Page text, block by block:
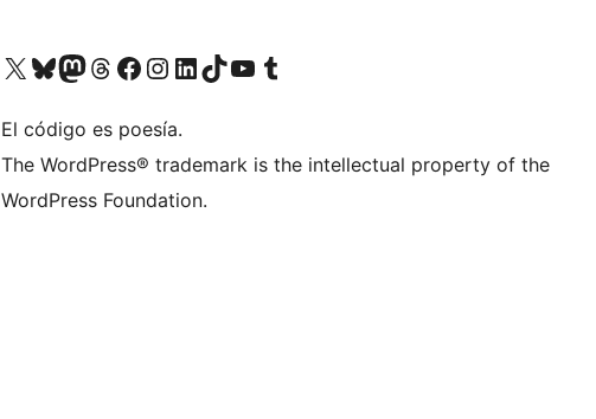
Visita nuestra cuenta de X (anteriormente Twitter)
Visita nuestra cuenta de Bluesky
Visita nuestra cuenta de Mastodon
Visita nuestra cuenta de Threads
Visita nuestra página de Facebook
Visita nuestra cuenta de Instagram
Visita nuestra cuenta de LinkedIn
Visita nuestra cuenta de TikTok
Visita nuestro canal de YouTube
Visita nuestra cuenta de Tumblr
El código es poesía.
The WordPress® trademark is the intellectual property of the
WordPress Foundation.